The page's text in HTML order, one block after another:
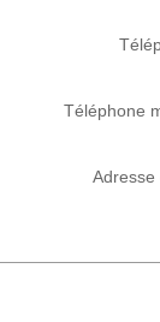
Téléphone